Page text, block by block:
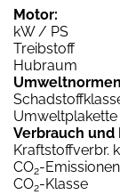
Motor:
kW / PS
Treibstoff
Hubraum
Umweltplakette
Verbrauch und
Kraftstoffverbr.
CO2-
CO2-Klasse